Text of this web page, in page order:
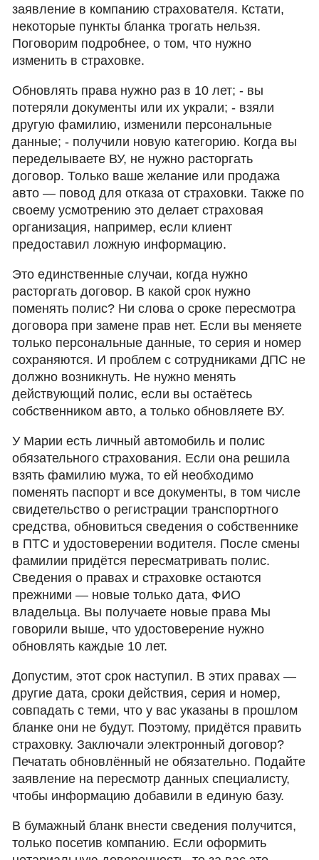
заявление в компанию страхователя. Кстати,
некоторые пункты бланка трогать нельзя.
Поговорим подробнее, о том, что нужно
изменить в страховке.
Обновлять права нужно раз в 10 лет; - вы
потеряли документы или их украли; - взяли
другую фамилию, изменили персональные
данные; - получили новую категорию. Когда вы
переделываете ВУ, не нужно расторгать
договор. Только ваше желание или продажа
авто — повод для отказа от страховки. Также по
своему усмотрению это делает страховая
организация, например, если клиент
предоставил ложную информацию.
Это единственные случаи, когда нужно
расторгать договор. В какой срок нужно
поменять полис? Ни слова о сроке пересмотра
договора при замене прав нет. Если вы меняете
только персональные данные, то серия и номер
сохраняются. И проблем с сотрудниками ДПС не
должно возникнуть. Не нужно менять
действующий полис, если вы остаётесь
собственником авто, а только обновляете ВУ.
У Марии есть личный автомобиль и полис
обязательного страхования. Если она решила
взять фамилию мужа, то ей необходимо
поменять паспорт и все документы, в том числе
свидетельство о регистрации транспортного
средства, обновиться сведения о собственнике
в ПТС и удостоверении водителя. После смены
фамилии придётся пересматривать полис.
Сведения о правах и страховке остаются
прежними — новые только дата, ФИО
владельца. Вы получаете новые права Мы
говорили выше, что удостоверение нужно
обновлять каждые 10 лет.
Допустим, этот срок наступил. В этих правах —
другие дата, сроки действия, серия и номер,
совпадать с теми, что у вас указаны в прошлом
бланке они не будут. Поэтому, придётся править
страховку. Заключали электронный договор?
Печатать обновлённый не обязательно. Подайте
заявление на пересмотр данных специалисту,
чтобы информацию добавили в единую базу.
В бумажный бланк внести сведения получится,
только посетив компанию. Если оформить